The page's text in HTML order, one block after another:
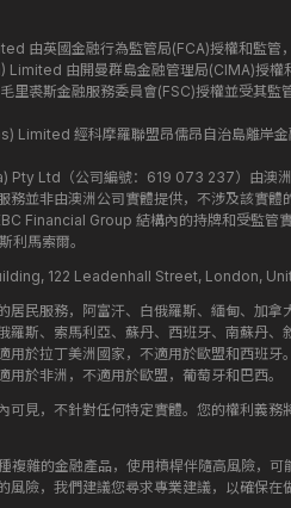
由英國金融行為監管局(FCA)授權和監管
由開曼群島金融管理局(CIMA)授權
里裘斯金融服務委員會(FSC)授權並受其
Limited 經科摩羅聯盟昂儒昂自治島離
Pty Ltd（公司編號：619 073 237）由澳
並非由澳洲公司實體提供，不涉及該實體
Financial Group 結構內的持牌和受監
馬索爾。
122 Leadenhall Street, London,
居民服務，阿富汗、白俄羅斯、緬甸、加
羅斯、索馬利亞、蘇丹、西班牙、南蘇丹
於拉丁美洲國家，不適用於歐盟和西班牙。
於非洲，不適用於歐盟，葡萄牙和巴西。
可見，不針對任何特定實體。您的權利義
複雜的金融產品，使用槓桿伴隨高風險，
風險，我們建議您尋求專業建議，以確保